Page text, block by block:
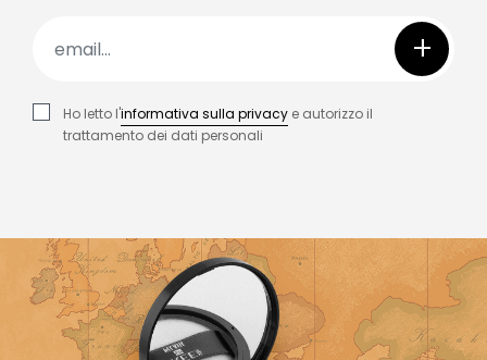
+
Ho letto l'informativa sulla privacy e autorizzo il
trattamento dei dati personali